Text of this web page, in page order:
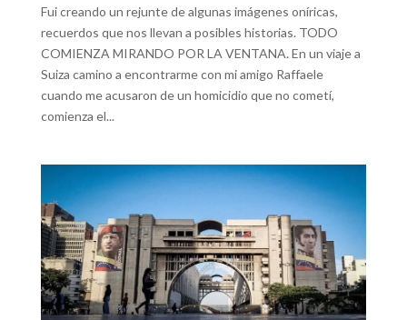
Fui creando un rejunte de algunas imágenes oníricas,
recuerdos que nos llevan a posibles historias. TODO
COMIENZA MIRANDO POR LA VENTANA. En un viaje a
Suiza camino a encontrarme con mi amigo Raffaele
cuando me acusaron de un homicidio que no cometí,
comienza el...